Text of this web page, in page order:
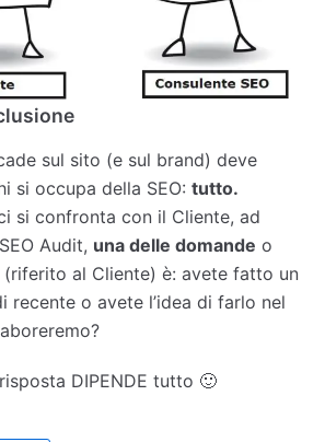
sul sito (e sul brand) deve
si occupa della SEO: tutto.
si confronta con il Cliente, ad
Audit, una delle domande o
al Cliente) è: avete fatto un
recente o avete l’idea di farlo nel
DIPENDE tutto 🙂